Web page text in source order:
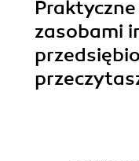
zasobami